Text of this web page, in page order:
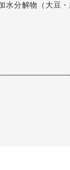
分解物（大豆